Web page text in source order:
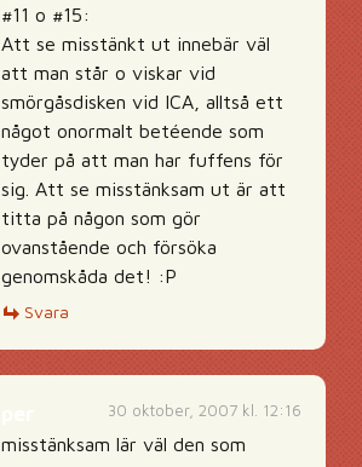
#11 o #15:
Att se misstänkt ut innebär väl
att man står o viskar vid
smörgåsdisken vid ICA, alltså ett
något onormalt betéende som
tyder på att man har fuffens för
sig. Att se misstänksam ut är att
titta på någon som gör
ovanstående och försöka
genomskåda det! :P
Svara
30 oktober, 2007 kl. 12:16
misstänksam lär väl den som